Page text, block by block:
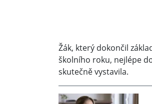
Žák, který dokončil
školního roku, nejlépe
skutečně vystavila.